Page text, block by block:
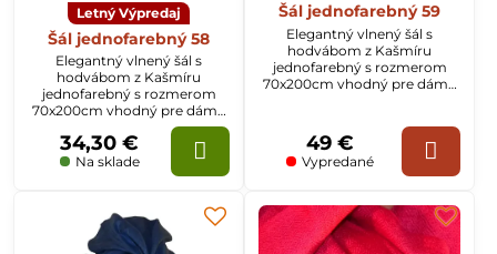
Letný Výpredaj
Šál jednofarebný 58
Elegantný vlnený šál s
hodvábom z Kašmíru
jednofarebný s rozmerom
70x200cm vhodný pre dámy
aj pánov. Na šále sú okraje
tkané v zlatej farbe.
Na sklade
34,30 €
Šál jednofarebný 59
Elegantný vlnený šál s
hodvábom z Kašmíru
jednofarebný s rozmerom
70x200cm vhodný pre dámy
Vypredané
49 €